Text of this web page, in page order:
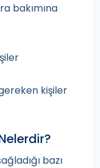
bakımına
kişiler
bazı